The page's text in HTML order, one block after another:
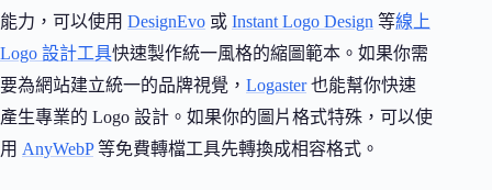
能力，可以使用 DesignEvo 或 Instant Logo Design 等線上
Logo 設計工具快速製作統一風格的縮圖範本。如果你需
要為網站建立統一的品牌視覺， Logaster也能幫你快速
產生專業的 Logo 設計。如果你的圖片格式特殊，可以使
用 AnyWebP等免費轉檔工具先轉換成相容格式。